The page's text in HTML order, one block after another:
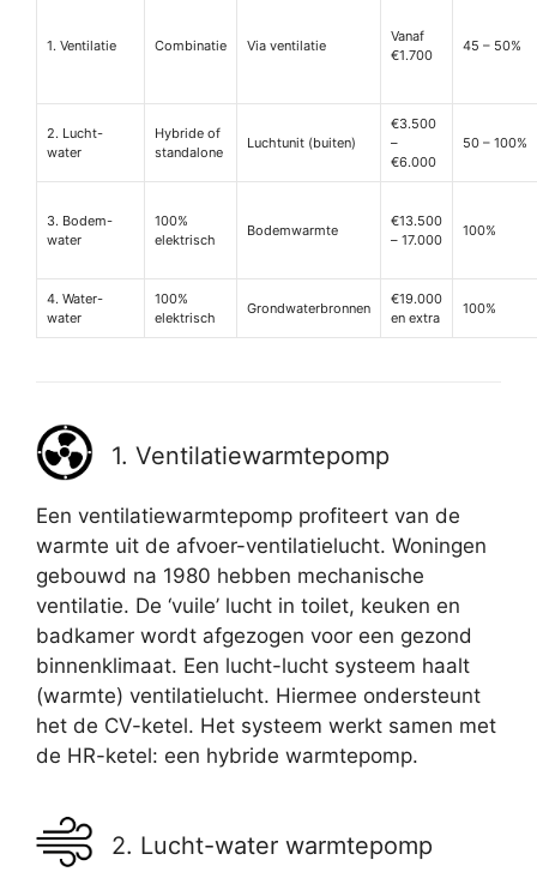
1. Ventilatie Combinatie Via ventilatie
Vanaf
€1.700
45 – 50%
2. Lucht-
water
Hybride of
standalone
Luchtunit (buiten)
€3.500
–
€6.000
50 – 100%
3. Bodem-
water
100%
elektrisch
Bodemwarmte
€13.500
– 17.000
100%
4. Water-
water
100%
elektrisch
Grondwaterbronnen
€19.000
en extra
100%
1. Ventilatiewarmtepomp
Een ventilatiewarmtepomp profiteert van de
warmte uit de afvoer-ventilatielucht. Woningen
gebouwd na 1980 hebben mechanische
ventilatie. De ‘vuile’ lucht in toilet, keuken en
badkamer wordt afgezogen voor een gezond
binnenklimaat. Een lucht-lucht systeem haalt
(warmte) ventilatielucht. Hiermee ondersteunt
het de CV-ketel. Het systeem werkt samen met
de HR-ketel: een hybride warmtepomp.
2. Lucht-water warmtepomp